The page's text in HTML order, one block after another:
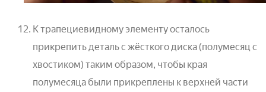
К трапециевидному элементу осталось
прикрепить деталь с жёсткого диска (полумесяц с
хвостиком) таким образом, чтобы края
полумесяца были прикреплены к верхней части